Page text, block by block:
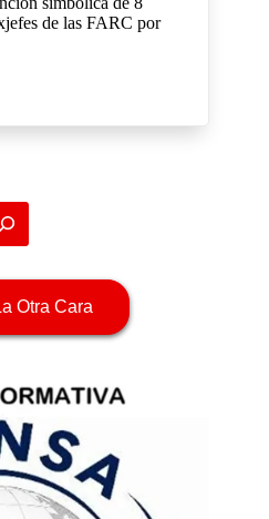
de las FARC por
Otra Cara